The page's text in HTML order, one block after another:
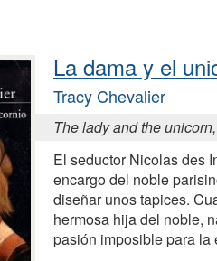
La dama y el
Tracy Chevalier
The lady and the
El seductor Nicolas des
encargo del noble
diseñar unos tapices.
hermosa hija del noble,
pasión imposible para la